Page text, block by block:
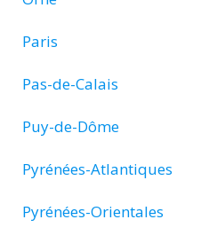
Paris
Pas-de-Calais
Puy-de-Dôme
Pyrénées-Atlantiques
Pyrénées-Orientales